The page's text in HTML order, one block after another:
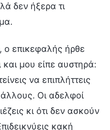
δεν ήξερα τι
ο επικεφαλής ήρθε
μου είπε αυστηρά:
να επιπλήττεις
άλλους. Οι αδελφοί
κι ότι δεν ασκούν
κακή